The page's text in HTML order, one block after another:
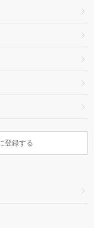
登録する